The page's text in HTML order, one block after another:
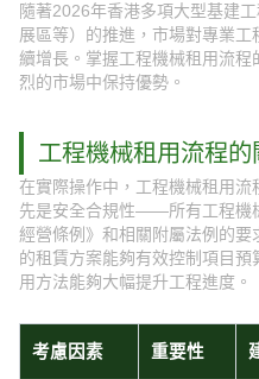
隨著2026年香港多項大型基建
展區等）的推進，市場對專業
續增長。掌握工程機械租用流
烈的市場中保持優勢。
工程機械租用流程
在實際操作中，工程機械租用
先是安全合規性——所有工程機
經營條例》和相關附屬法例的
的租賃方案能夠有效控制項目
用方法能夠大幅提升工程進度。
考慮因素 重要性